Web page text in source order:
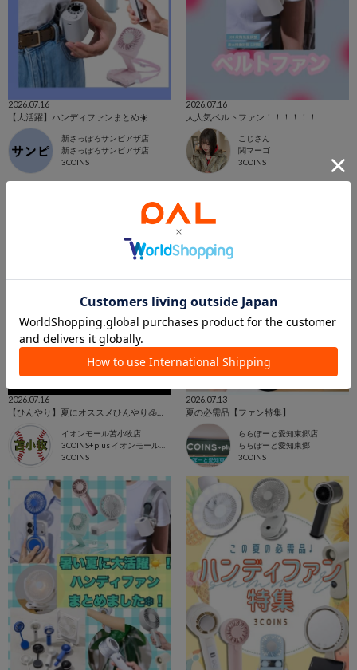
2026.07.16
【大活躍】ハンディファンまとめ☀️
新さっぽろサンピアザ店
新さっぽろサンピアザ店
3COINS
2026.07.16
大人気ベルトファン！！！！！！
こじさん
関マーゴ
3COINS
2026.07.16
イオンモール苫小牧店
3COINS+plus イオンモール苫小牧店
3COINS
2026.07.13
夏の必需品【ファン特集】
ららぽーと愛知東郷店
ららぽーと愛知東郷
3COINS